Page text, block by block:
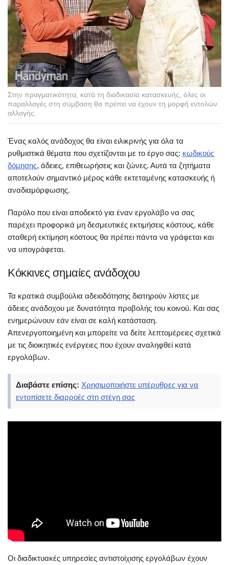
Στην πραγματικότητα, κατά τη διαδικασία κατασκευής, όλες οι
παραλλαγές στη σύμβαση θα πρέπει να έχουν τη μορφή εντολών
αλλαγής.
Ένας καλός ανάδοχος θα είναι ειλικρινής για όλα τα
ρυθμιστικά θέματα που σχετίζονται με το έργο σας: κωδικούς
δόμησης, άδειες, επιθεωρήσεις και ζώνες. Αυτά τα ζητήματα
αποτελούν σημαντικό μέρος κάθε εκτεταμένης κατασκευής ή
αναδιαμόρφωσης.
Παρόλο που είναι αποδεκτό για έναν εργολάβο να σας
παρέχει προφορικά μη δεσμευτικές εκτιμήσεις κόστους, κάθε
σταθερή εκτίμηση κόστους θα πρέπει πάντα να γράφεται και
να υπογράφεται.
Κόκκινες σημαίες ανάδοχου
Τα κρατικά συμβούλια αδειοδότησης διατηρούν λίστες με
άδειες ανάδοχου με δυνατότητα προβολής του κοινού. Και σας
ενημερώνουν εάν είναι σε καλή κατάσταση.
Απενεργοποιημένη και μπορείτε να δείτε λεπτομέρειες σχετικά
με τις διοικητικές ενέργειες που έχουν αναληφθεί κατά
εργολάβων.
Διαβάστε επίσης: Χρησιμοποιήστε υπέρυθρες για να
εντοπίσετε διαρροές στη στέγη σας
Οι διαδικτυακές υπηρεσίες αντιστοίχισης εργολάβων έχουν